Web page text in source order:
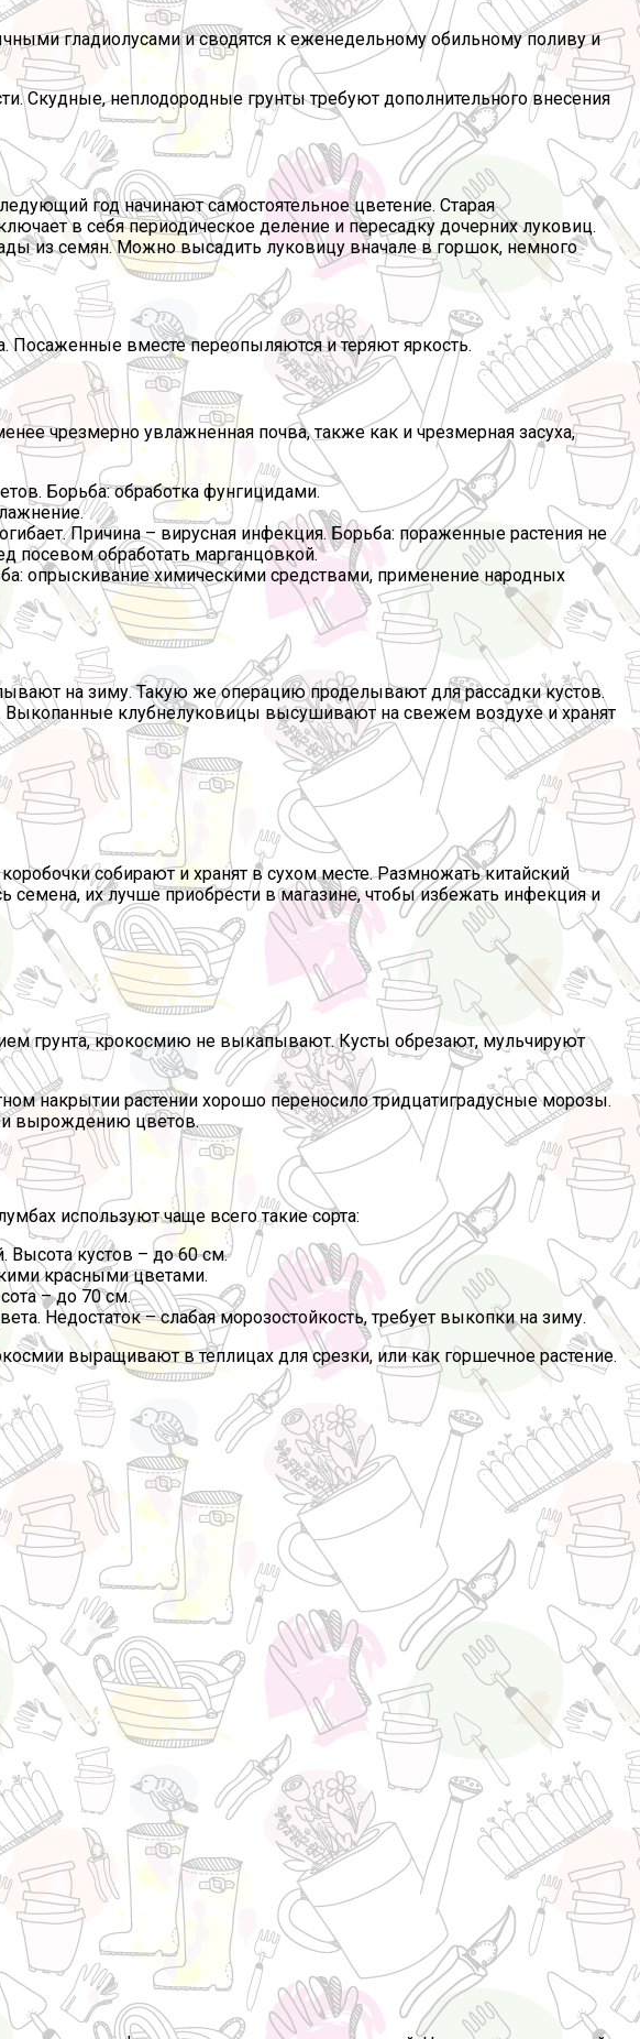
гладиолусами и сводятся к еженедельному обильному поливу и
Скудные, неплодородные грунты требуют дополнительного внесения
год начинают самостоятельное цветение. Старая
в себя периодическое деление и пересадку дочерних луковиц.
из семян. Можно высадить луковицу вначале в горшок, немного
Посаженные вместе переопыляются и теряют яркость.
чрезмерно увлажненная почва, также как и чрезмерная засуха,
Борьба: обработка фунгицидами.
Причина – вирусная инфекция. Борьба: пораженные растения не
посевом обработать марганцовкой.
опрыскивание химическими средствами, применение народных
на зиму. Такую же операцию проделывают для рассадки кустов.
Выкопанные клубнелуковицы высушивают на свежем воздухе и хранят
собирают и хранят в сухом месте. Размножать китайский
семена, их лучше приобрести в магазине, чтобы избежать инфекция и
грунта, крокосмию не выкапывают. Кусты обрезают, мульчируют
накрытии растении хорошо переносило тридцатиградусные морозы.
и вырождению цветов.
используют чаще всего такие сорта:
кустов – до 60 см.
красными цветами.
– до 70 см.
Недостаток – слабая морозостойкость, требует выкопки на зиму.
выращивают в теплицах для срезки, или как горшечное растение.